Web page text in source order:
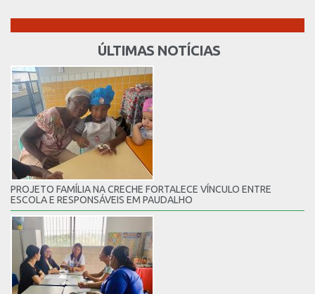
ÚLTIMAS NOTÍCIAS
PROJETO FAMÍLIA NA CRECHE FORTALECE VÍNCULO ENTRE
ESCOLA E RESPONSÁVEIS EM PAUDALHO